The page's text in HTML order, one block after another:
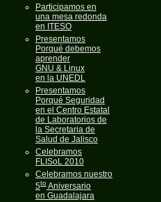
Participamos en
una mesa redonda
en ITESO
Presentamos
Porqué debemos
aprender
GNU & Linux
en la UNEDL
Presentamos
Porqué Seguridad
en el Centro Estatal
de Laboratorios de
la Secretaria de
Salud de Jalisco
Celebramos
FLISoL 2010
Celebramos nuestro
5toAniversario
en Guadalajara